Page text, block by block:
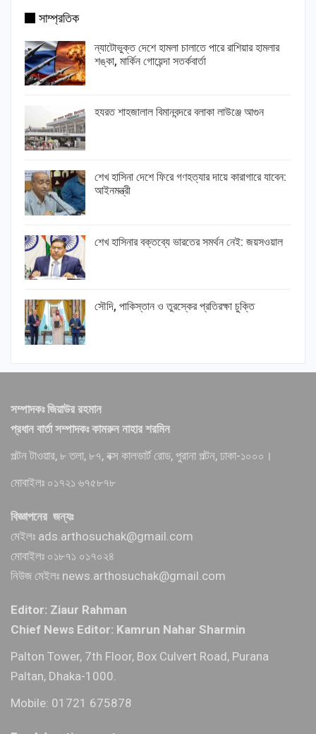
সাম্প্রতিক
ন্যাটোভুক্ত দেশে হামলা চালাতে পারে রাশিয়ার হামলার
শঙ্কা, মার্কিন গোয়েন্দা সতর্কবার্তা
হযরত শাহজালাল বিমানবন্দরে বলাকা লাউঞ্জে আগুন
শেখ হাসিনা দেশে ফিরে গণহত্যার দায়ে কারাগারে যাবেন:
আইনমন্ত্রী
শেখ হাসিনার বক্তব্যে ভারতের সমর্থন নেই: জয়সওয়াল
সৌদি, পাকিস্তান ও তুরস্কের প্রতিরক্ষা চুক্তি
সম্পাদকঃ জিয়াউর রহমান
প্রধান বার্তা সম্পাদকঃ কামরুন নাহার শরমিন
পল্টন টাওয়ার, ৮ তলা, ৮৭, বক্স কালভার্ট রোড, পুরানা পল্টন, ঢাকা-১০০০।
মোবাইলঃ ০১৭২১ ৬৭৫৮৭৮
বিজ্ঞাপনের জন্যঃ
মেইলঃ ads.arthosuchak@gmail.com
মোবাইলঃ ০১৮৭১ ০১৭০২৪
নিউজ মেইলঃ news.arthosuchak@gmail.com
Editor: Ziaur Rahman
Chief News Editor: Kamrun Nahar Sharmin
Palton Tower, 7th Floor, Box Culvert Road, Purana
Paltan, Dhaka-1000.
Mobile: 01721 675878